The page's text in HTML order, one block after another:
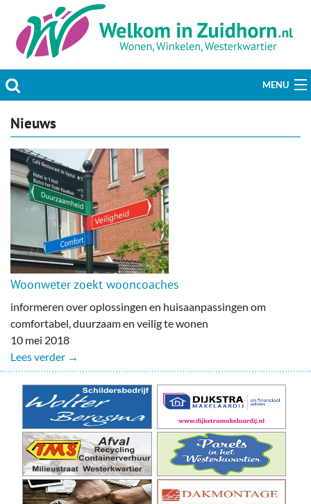
MENU
Actueel
Hobby & Vrije tijd
Welzijn & Maatschappij
Bedrijven
Prikbord & Aanbiedingen
Plaats bericht
Nieuws
Woonweter zoekt wooncoaches
informeren over oplossingen en huisaanpassingen om
comfortabel, duurzaam en veilig te wonen
10 mei 2018
Lees verder →